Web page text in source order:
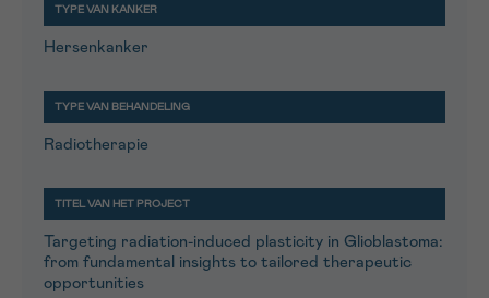
Hersenkanker
Radiotherapie
Targeting radiation-induced plasticity in Glioblastoma:
from fundamental insights to tailored therapeutic
opportunities